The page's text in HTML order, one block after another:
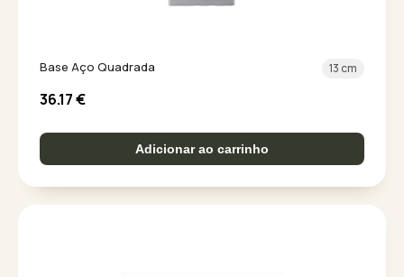
Base Aço Quadrada 13 cm
36.17€
Adicionar ao carrinho